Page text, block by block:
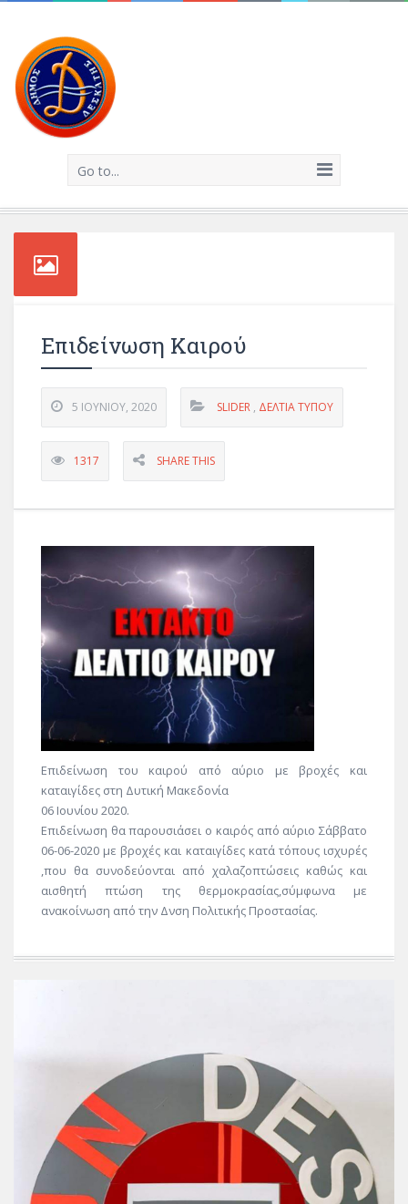
Go to...
Επιδείνωση Καιρού
5 ΙΟΥΝΊΟΥ, 2020 SLIDER , ΔΕΛΤΊΑ ΤΎΠΟΥ
1317 SHARE THIS
Επιδείνωση του καιρού από αύριο με βροχές και
καταιγίδες στη Δυτική Μακεδονία
06 Ιουνίου 2020.
Επιδείνωση θα παρουσιάσει ο καιρός από αύριο Σάββατο
06-06-2020 με βροχές και καταιγίδες κατά τόπους ισχυρές
,που θα συνοδεύονται από χαλαζοπτώσεις καθώς και
αισθητή πτώση της θερμοκρασίας,σύμφωνα με
ανακοίνωση από την Δνση Πολιτικής Προστασίας.